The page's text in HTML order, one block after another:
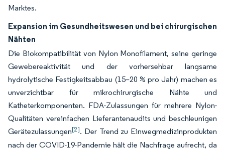
Marktes.
Expansion im Gesundheitswesen und bei chirurgischen
Nähten
Die Biokompatibilität von Nylon Monofilament, seine geringe
Gewebereaktivität und der vorhersehbar langsame
hydrolytische Festigkeitsabbau (15–20 % pro Jahr) machen es
unverzichtbar für mikrochirurgische Nähte und
Katheterkomponenten. FDA-Zulassungen für mehrere Nylon-
Qualitäten vereinfachen Lieferantenaudits und beschleunigen
Gerätezulassungen[2]. Der Trend zu Einwegmedizinprodukten
nach der COVID-19-Pandemie hält die Nachfrage aufrecht, da